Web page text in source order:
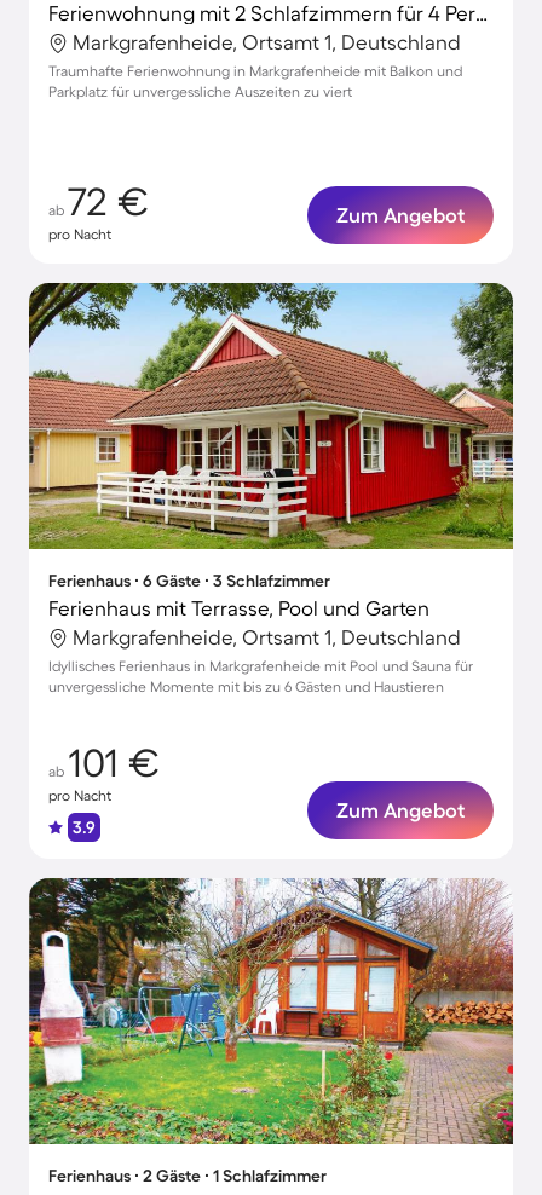
Ferienwohnung mit 2 Schlafzimmern für 4 Personen
Markgrafenheide, Ortsamt 1, Deutschland
Traumhafte Ferienwohnung in Markgrafenheide mit Balkon und
Parkplatz für unvergessliche Auszeiten zu viert
ab 72 €
pro Nacht
Zum Angebot
Ferienhaus ∙ 6 Gäste ∙ 3 Schlafzimmer
Ferienhaus mit Terrasse, Pool und Garten
Markgrafenheide, Ortsamt 1, Deutschland
Idyllisches Ferienhaus in Markgrafenheide mit Pool und Sauna für
unvergessliche Momente mit bis zu 6 Gästen und Haustieren
ab 101 €
pro Nacht
3.9
Zum Angebot
Ferienhaus ∙ 2 Gäste ∙ 1 Schlafzimmer